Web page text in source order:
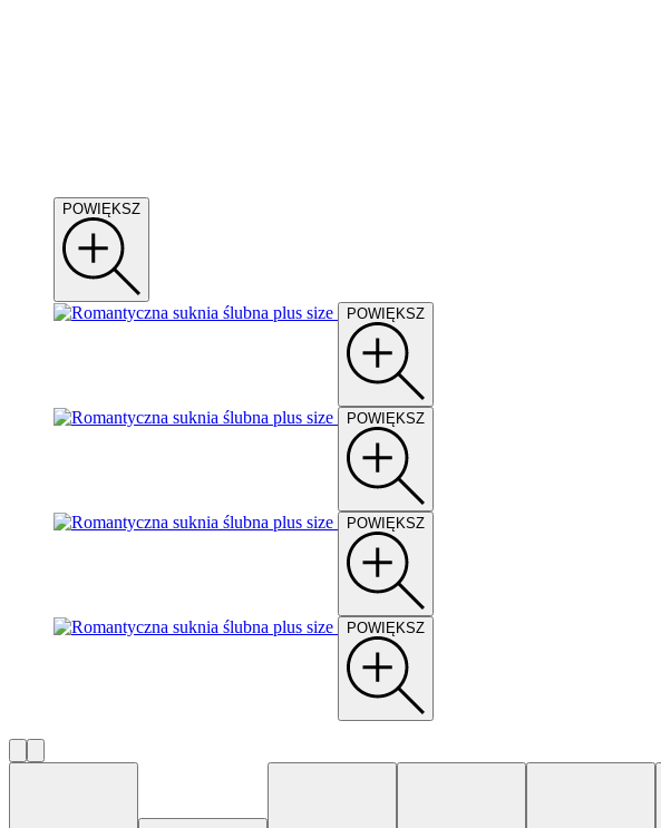
POWIĘKSZ
POWIĘKSZ
POWIĘKSZ
POWIĘKSZ
POWIĘKSZ